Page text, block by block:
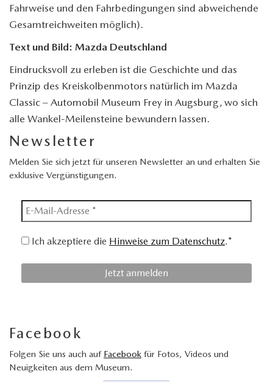
Fahrweise und den Fahrbedingungen sind abweichende
Gesamtreichweiten möglich).
Text und Bild: Mazda Deutschland
Eindrucksvoll zu erleben ist die Geschichte und das
Prinzip des Kreiskolbenmotors natürlich im Mazda
Classic – Automobil Museum Frey in Augsburg, wo sich
alle Wankel-Meilensteine bewundern lassen.
Newsletter
Melden Sie sich jetzt für unseren Newsletter an und erhalten Sie
exklusive Vergünstigungen.
Ich akzeptiere die Hinweise zum Datenschutz.*
Facebook
Folgen Sie uns auch auf Facebook für Fotos, Videos und
Neuigkeiten aus dem Museum.